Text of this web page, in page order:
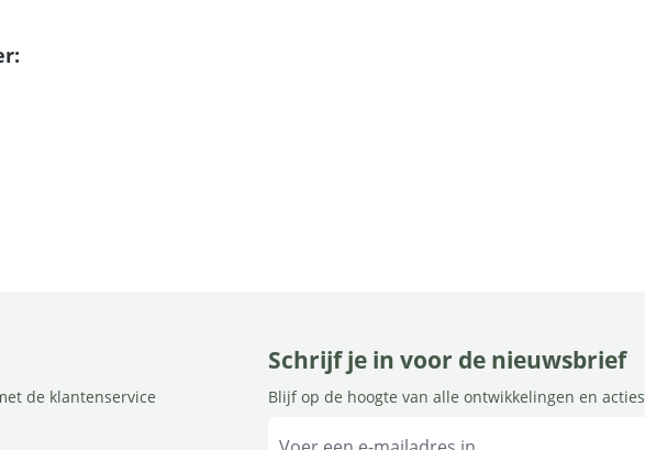
de klantenservice
Schrijf je in voor de nieuwsbrief
Blijf op de hoogte van alle ontwikkelingen en acties